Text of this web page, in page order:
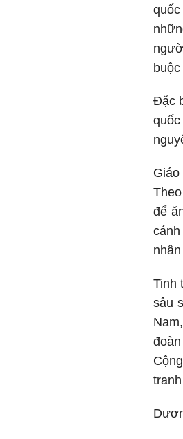
Đặc
để
Tinh
sâu